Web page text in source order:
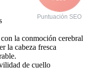
Puntuación SEO
la conmoción cerebral
la cabeza fresca
de cuello